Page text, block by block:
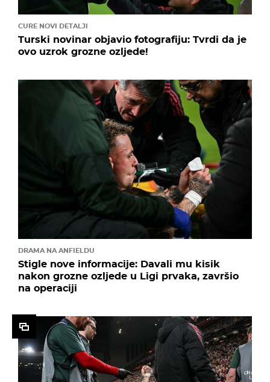
CURE NOVI DETALJI
Turski novinar objavio fotografiju: Tvrdi da je
ovo uzrok grozne ozljede!
DRAMA NA ANFIELDU
Stigle nove informacije: Davali mu kisik
nakon grozne ozljede u Ligi prvaka, završio
na operaciji